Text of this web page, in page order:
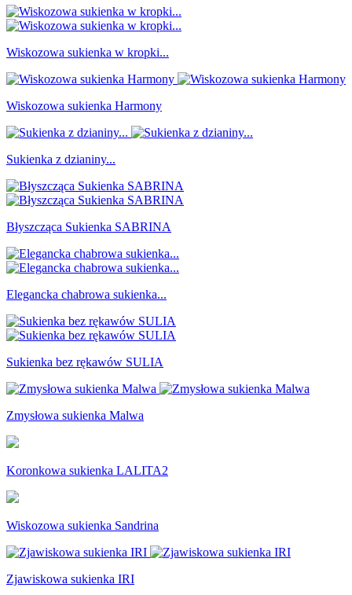
Wiskozowa sukienka w kropki...
Wiskozowa sukienka Harmony
Sukienka z dzianiny...
Błyszcząca Sukienka SABRINA
Elegancka chabrowa sukienka...
Sukienka bez rękawów SULIA
Zmysłowa sukienka Malwa
Koronkowa sukienka LALITA2
Wiskozowa sukienka Sandrina
Zjawiskowa sukienka IRI